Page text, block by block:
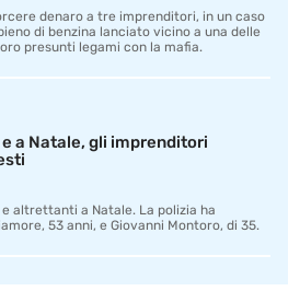
denaro a tre imprenditori, in un caso
di benzina lanciato vicino a una delle
presunti legami con la mafia.
a Natale, gli imprenditori
altrettanti a Natale. La polizia ha
53 anni, e Giovanni Montoro, di 35.